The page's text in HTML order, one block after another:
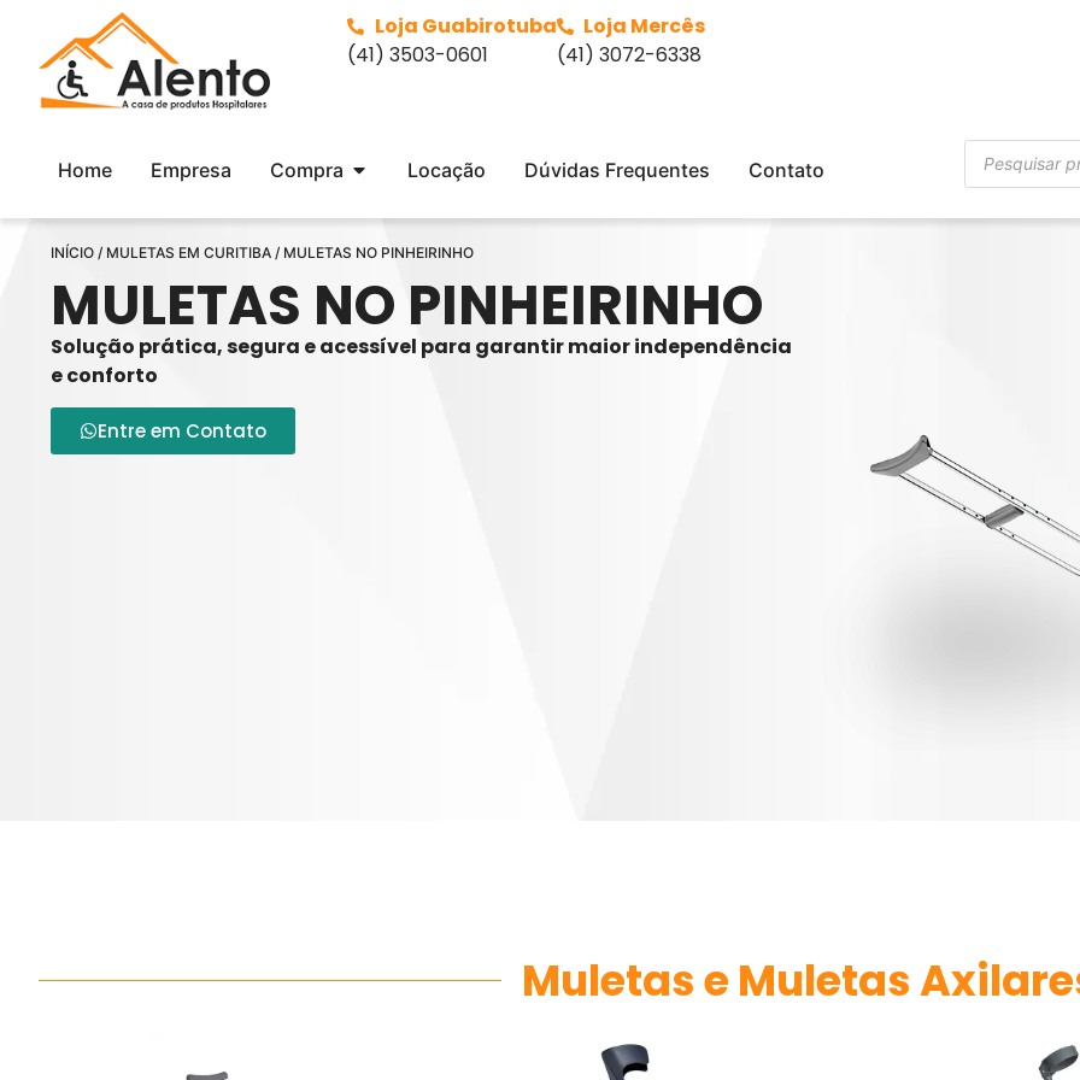
Loja Guabirotuba
(41) 3503-0601
Loja Mercês
(41) 3072-6338
Home Empresa Compra Locação Dúvidas Frequentes Contato
INÍCIO / MULETAS EM CURITIBA / MULETAS NO PINHEIRINHO
MULETAS NO PINHEIRINHO
Solução prática, segura e acessível para garantir maior independência
e conforto
Entre em Contato
Muletas e Muletas